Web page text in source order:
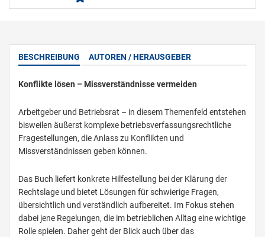
BESCHREIBUNG AUTOREN / HERAUSGEBER
Konflikte lösen – Missverständnisse vermeiden
Arbeitgeber und Betriebsrat – in diesem Themenfeld entstehen
bisweilen äußerst komplexe betriebsverfassungsrechtliche
Fragestellungen, die Anlass zu Konflikten und
Missverständnissen geben können.
Das Buch liefert konkrete Hilfestellung bei der Klärung der
Rechtslage und bietet Lösungen für schwierige Fragen,
übersichtlich und verständlich aufbereitet. Im Fokus stehen
dabei jene Regelungen, die im betrieblichen Alltag eine wichtige
Rolle spielen. Daher geht der Blick auch über das